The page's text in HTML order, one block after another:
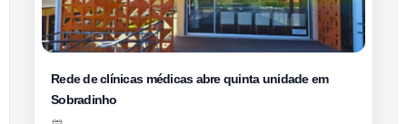
Rede de clínicas médicas abre quinta unidade em
Sobradinho